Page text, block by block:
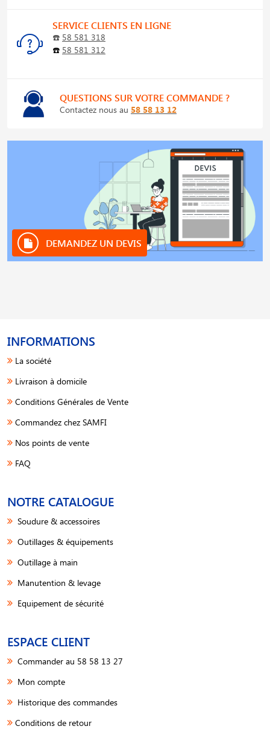
SERVICE CLIENTS EN LIGNE
☎️ 58 581 318
☎️ 58 581 312
QUESTIONS SUR VOTRE COMMANDE ?
Contactez nous au 58 58 13 12
DEMANDEZ UN DEVIS
INFORMATIONS
La société
Livraison à domicile
Conditions Générales de Vente
Commandez chez SAMFI
Nos points de vente
FAQ
NOTRE CATALOGUE
Soudure & accessoires
Outillages & équipements
Outillage à main
Manutention & levage
Equipement de sécurité
ESPACE CLIENT
Commander au 58 58 13 27
Mon compte
Historique des commandes
Conditions de retour